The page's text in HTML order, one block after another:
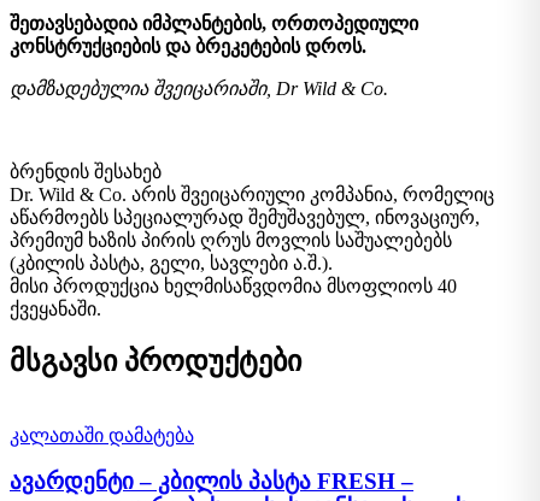
შეთავსებადია იმპლანტების, ორთოპედიული
კონსტრუქციების და ბრეკეტების დროს.
დამზადებულია შვეიცარიაში, Dr Wild & Co.
ბრენდის შესახებ
Dr. Wild & Co. არის შვეიცარიული კომპანია, რომელიც
აწარმოებს სპეციალურად შემუშავებულ, ინოვაციურ,
პრემიუმ ხაზის პირის ღრუს მოვლის საშუალებებს
(კბილის პასტა, გელი, სავლები ა.შ.).
მისი პროდუქცია ხელმისაწვდომია მსოფლიოს 40
ქვეყანაში.
მსგავსი პროდუქტები
კალათაში დამატება
ავარდენტი – კბილის პასტა FRESH –